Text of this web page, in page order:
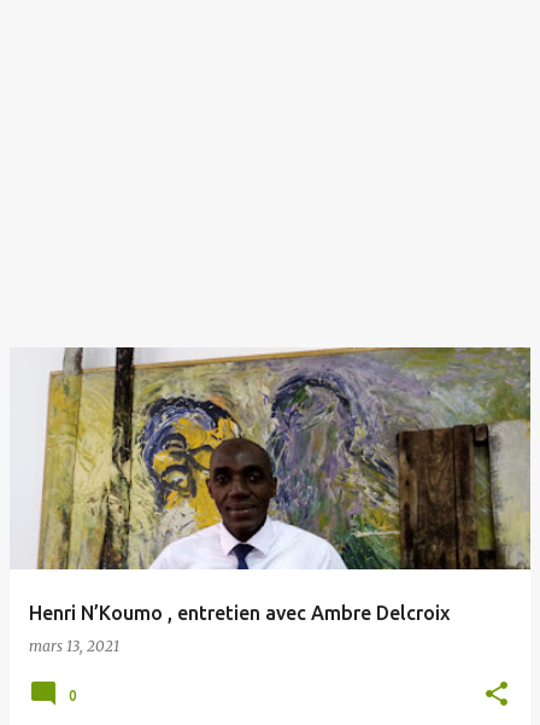
Henri N’Koumo , entretien avec Ambre Delcroix
mars 13, 2021
0